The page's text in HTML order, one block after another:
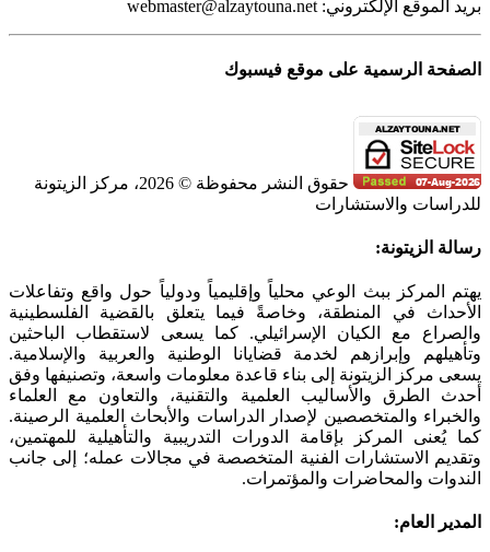
بريد الموقع الإلكتروني: webmaster@alzaytouna.net
الصفحة الرسمية على موقع فيسبوك
حقوق النشر محفوظة © 2026، مركز الزيتونة
للدراسات والاستشارات
Toggle
Bar
Area
رسالة الزيتونة:
يهتم المركز ببث الوعي محلياً وإقليمياً ودولياً حول واقع وتفاعلات
الأحداث في المنطقة، وخاصةً فيما يتعلق بالقضية الفلسطينية
والصراع مع الكيان الإسرائيلي. كما يسعى لاستقطاب الباحثين
وتأهيلهم وإبرازهم لخدمة قضايانا الوطنية والعربية والإسلامية.
يسعى مركز الزيتونة إلى بناء قاعدة معلومات واسعة، وتصنيفها وفق
أحدث الطرق والأساليب العلمية والتقنية، والتعاون مع العلماء
والخبراء والمتخصصين لإصدار الدراسات والأبحاث العلمية الرصينة.
كما يُعنى المركز بإقامة الدورات التدريبية والتأهيلية للمهتمين،
وتقديم الاستشارات الفنية المتخصصة في مجالات عمله؛ إلى جانب
الندوات والمحاضرات والمؤتمرات.
المدير العام: